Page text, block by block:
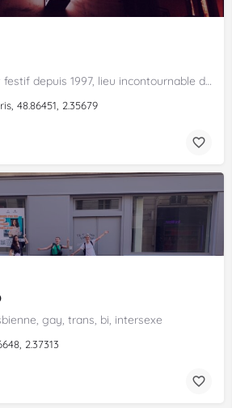
Dancing historique et festif depuis 1997, lieu incontournable de la nuit LGBT+ parisienne.
48.86451, 2.35679
gay, trans, bi, intersexe
2.37313